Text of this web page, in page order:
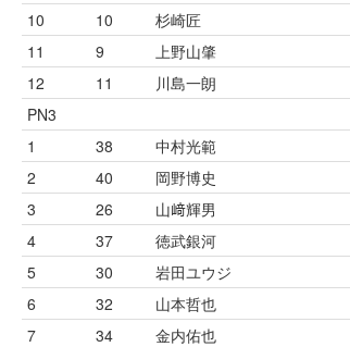
10
10 杉崎匠
11
9 上野山肇
12
11 川島一朗
PN3
1
38 中村光範
2
40 岡野博史
3
26 山﨑輝男
4
37 徳武銀河
5
30 岩田ユウジ
6
32 山本哲也
7
34 金内佑也